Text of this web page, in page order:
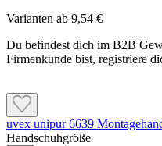
Varianten ab 9,54 €
Du befindest dich im B2B
Firmenkunde bist, registriere
uvex unipur 6639
Handschuhgröße